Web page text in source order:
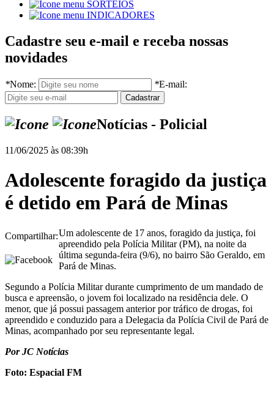
SORTEIOS
INDICADORES
Cadastre seu e-mail e receba nossas
novidades
*Nome: *E-mail:
Notícias - Policial
11/06/2025 às 08:39h
Adolescente foragido da justiça
é detido em Pará de Minas
Compartilhar:Um adolescente de 17 anos, foragido da justiça, foi
apreendido pela Polícia Militar (PM), na noite da
última segunda-feira (9/6), no bairro São Geraldo, em
Pará de Minas.
Segundo a Polícia Militar durante cumprimento de um mandado de
busca e apreensão, o jovem foi localizado na residência dele. O
menor, que já possui passagem anterior por tráfico de drogas, foi
apreendido e conduzido para a Delegacia da Polícia Civil de Pará de
Minas, acompanhado por seu representante legal.
Por JC Notícias
Foto: Espacial FM